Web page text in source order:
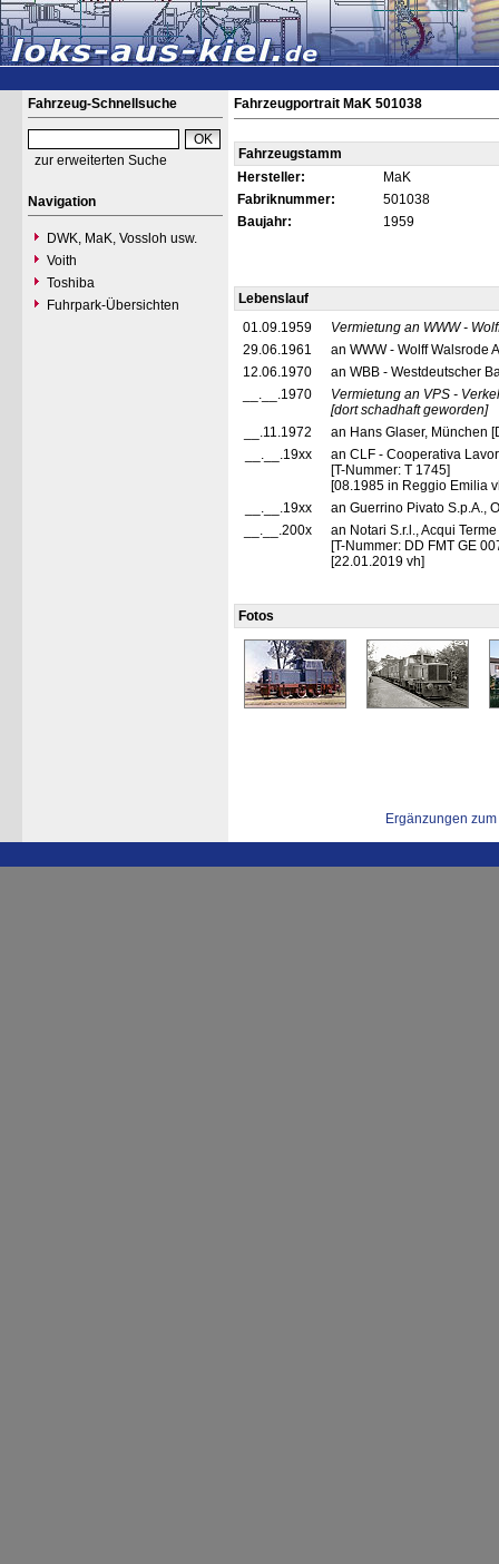
Fahrzeug-Schnellsuche
zur erweiterten Suche
Navigation
DWK, MaK, Vossloh usw.
Voith
Toshiba
Fuhrpark-Übersichten
Fahrzeugportrait MaK 501038
Fahrzeugstamm
Hersteller:
MaK
Fabriknummer:
501038
Baujahr:
1959
Lebenslauf
01.09.1959
Vermietung an WWW -
29.06.1961
an WWW - Wolff Walsrode
12.06.1970
an WBB - Westdeutscher
__.__.1970
Vermietung an VPS -
[dort schadhaft geworden]
__.11.1972
an Hans Glaser, München
__.__.19xx
an CLF - Cooperativa
[T-Nummer: T 1745]
[08.1985 in Reggio Emilia
__.__.19xx
an Guerrino Pivato S.p.A.,
__.__.200x
an Notari S.r.l., Acqui
[T-Nummer: DD FMT GE
[22.01.2019 vh]
Fotos
Ergänzungen